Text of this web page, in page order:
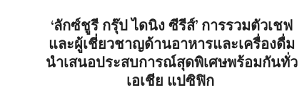
‘ลักซ์ชูรี กรุ๊ป ไดนิง ซีรีส์’ การรวมตัวเชฟ
และผู้เชี่ยวชาญด้านอาหารและเครื่องดื่ม
นำเสนอประสบการณ์สุดพิเศษพร้อมกันทั่ว
เอเชีย แปซิฟิก